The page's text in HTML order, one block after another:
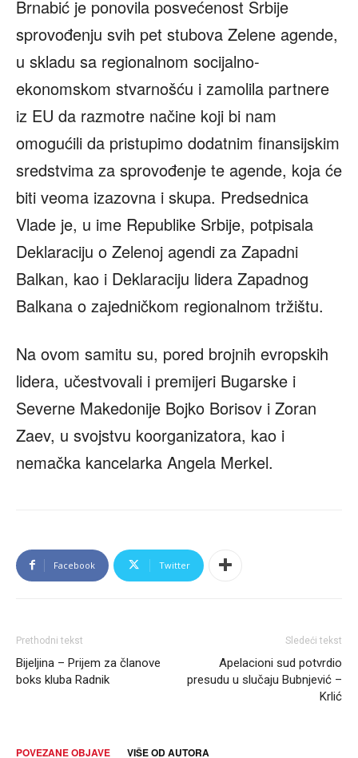
Brnabić je ponovila posvećenost Srbije
sprovođenju svih pet stubova Zelene agende,
u skladu sa regionalnom socijalno-
ekonomskom stvarnošću i zamolila partnere
iz EU da razmotre načine koji bi nam
omogućili da pristupimo dodatnim finansijskim
sredstvima za sprovođenje te agende, koja će
biti veoma izazovna i skupa. Predsednica
Vlade je, u ime Republike Srbije, potpisala
Deklaraciju o Zelenoj agendi za Zapadni
Balkan, kao i Deklaraciju lidera Zapadnog
Balkana o zajedničkom regionalnom tržištu.
Na ovom samitu su, pored brojnih evropskih
lidera, učestvovali i premijeri Bugarske i
Severne Makedonije Bojko Borisov i Zoran
Zaev, u svojstvu koorganizatora, kao i
nemačka kancelarka Angela Merkel.
Facebook Twitter
Prethodni tekst
Bijeljina – Prijem za članove
boks kluba Radnik
Sledeći tekst
Apelacioni sud potvrdio
presudu u slučaju Bubnjević –
Krlić
POVEZANE OBJAVE VIŠE OD AUTORA